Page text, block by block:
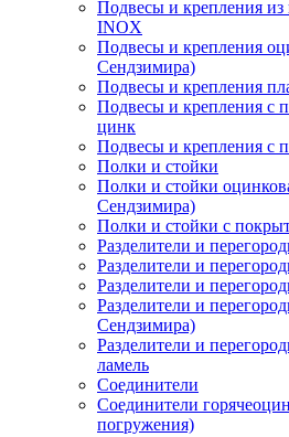
Подвесы и крепления
INOX
Подвесы и крепления
Сендзимира)
Подвесы и крепления
Подвесы и крепления с
цинк
Подвесы и крепления с
Полки и стойки
Полки и стойки
Сендзимира)
Полки и стойки с
Разделители и
Разделители и
Разделители и
Разделители и
Сендзимира)
Разделители и
ламель
Соединители
Соединители
погружения)